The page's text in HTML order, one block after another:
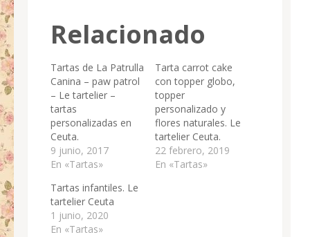
Relacionado
Tartas de La Patrulla
Canina – paw patrol
– Le tartelier –
tartas
personalizadas en
Ceuta.
9 junio, 2017
En «Tartas»
Tarta carrot cake
con topper globo,
topper
personalizado y
flores naturales. Le
tartelier Ceuta.
22 febrero, 2019
En «Tartas»
Tartas infantiles. Le
tartelier Ceuta
1 junio, 2020
En «Tartas»